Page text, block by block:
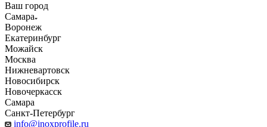
Ваш город
Самара
Воронеж
Екатеринбург
Можайск
Москва
Нижневартовск
Новосибирск
Новочеркасск
Самара
Санкт-Петербург
info@inoxprofile.ru